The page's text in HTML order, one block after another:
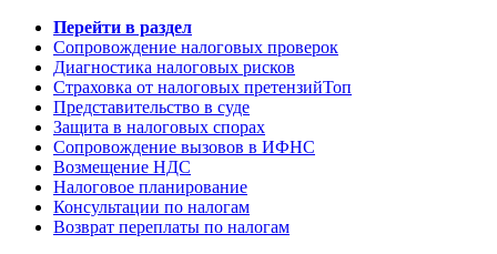
Перейти в раздел
Сопровождение налоговых проверок
Диагностика налоговых рисков
Страховка от налоговых претензийТоп
Представительство в суде
Защита в налоговых спорах
Сопровождение вызовов в ИФНС
Возмещение НДС
Налоговое планирование
Консультации по налогам
Возврат переплаты по налогам